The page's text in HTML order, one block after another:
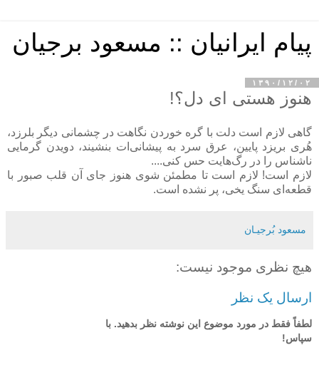
پیام ایرانیان :: مسعود برجیان
۱۳۹۰/۱۲/۰۲
هنوز هستی ای دل؟!
گاهی لازم است دلت با گره خوردن نگاهت در چشمانی دیگر بلرزد،
هُری بریزد پایین، عرق سرد به پیشانی‌ات بنشیند، دویدن گرمایی
ناشناس را در رگ‌هایت حس کنی....
لازم است! لازم است تا مطمئن شوی هنوز جای آن قلب صبور با
قطعه‌ای سنگ یخی، پر نشده است.
مسعود بُرجيـان
هیچ نظری موجود نیست:
ارسال یک نظر
لطفاً فقط در مورد موضوع این نوشته نظر بدهید. با
سپاس!